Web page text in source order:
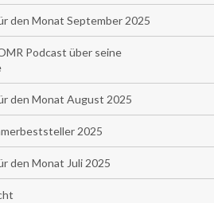
den Monat September 2025
Podcast über seine
den Monat August 2025
2025
den Monat Juli 2025